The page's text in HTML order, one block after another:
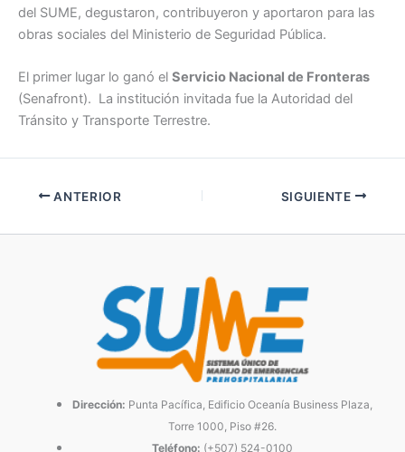
del SUME, degustaron, contribuyeron y aportaron para las
obras sociales del Ministerio de Seguridad Pública.
El primer lugar lo ganó el Servicio Nacional de Fronteras
(Senafront). La institución invitada fue la Autoridad del
Tránsito y Transporte Terrestre.
ANTERIOR SIGUIENTE
Dirección: Punta Pacífica, Edificio Oceanía Business Plaza,
Torre 1000, Piso #26.
Teléfono: (+507) 524-0100